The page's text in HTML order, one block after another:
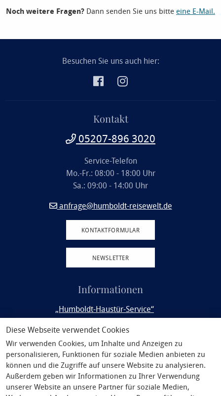
Diese Webseite verwendet Cookies
Wir verwenden Cookies, um Inhalte und Anzeigen zu
personalisieren, Funktionen für soziale Medien anbieten zu
können und die Zugriffe auf unsere Website zu analysieren.
Außerdem geben wir Informationen zu Ihrer Verwendung
unserer Website an unsere Partner für soziale Medien,
Noch weitere Fragen? Dann senden Sie uns bitte eine E-Mail.
Besuchen Sie uns auch hier:
Kontakt
05207-896 3020
Service-Telefon
Mo.-Fr.: 08:00 - 18:00 Uhr
Sa.: 09:00 - 14:00 Uhr
anfrage@humboldt-reisewelt.de
KONTAKTFORMULAR
NEWSLETTER
Informationen
„Humboldt-Haustür-Service“
Rail&Fly
Service
Philosophie
Unsere Partner